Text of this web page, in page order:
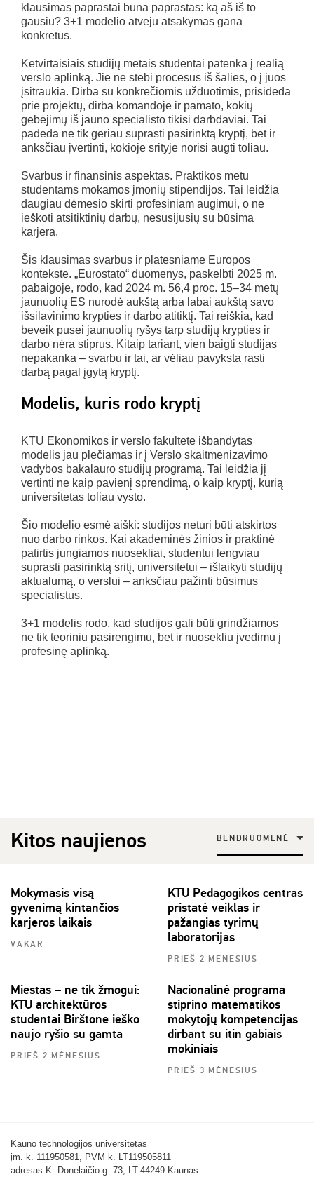
klausimas paprastai būna paprastas: ką aš iš to
gausiu? 3+1 modelio atveju atsakymas gana
konkretus.
Ketvirtaisiais studijų metais studentai patenka į realią
verslo aplinką. Jie ne stebi procesus iš šalies, o į juos
įsitraukia. Dirba su konkrečiomis užduotimis, prisideda
prie projektų, dirba komandoje ir pamato, kokių
gebėjimų iš jauno specialisto tikisi darbdaviai. Tai
padeda ne tik geriau suprasti pasirinktą kryptį, bet ir
anksčiau įvertinti, kokioje srityje norisi augti toliau.
Svarbus ir finansinis aspektas. Praktikos metu
studentams mokamos įmonių stipendijos. Tai leidžia
daugiau dėmesio skirti profesiniam augimui, o ne
ieškoti atsitiktinių darbų, nesusijusių su būsima
karjera.
Šis klausimas svarbus ir platesniame Europos
kontekste. „Eurostato“ duomenys, paskelbti 2025 m.
pabaigoje, rodo, kad 2024 m. 56,4 proc. 15–34 metų
jaunuolių ES nurodė aukštą arba labai aukštą savo
išsilavinimo krypties ir darbo atitiktį. Tai reiškia, kad
beveik pusei jaunuolių ryšys tarp studijų krypties ir
darbo nėra stiprus. Kitaip tariant, vien baigti studijas
nepakanka – svarbu ir tai, ar vėliau pavyksta rasti
darbą pagal įgytą kryptį.
Modelis, kuris rodo kryptį
KTU Ekonomikos ir verslo fakultete išbandytas
modelis jau plečiamas ir į Verslo skaitmenizavimo
vadybos bakalauro studijų programą. Tai leidžia jį
vertinti ne kaip pavienį sprendimą, o kaip kryptį, kurią
universitetas toliau vysto.
Šio modelio esmė aiški: studijos neturi būti atskirtos
nuo darbo rinkos. Kai akademinės žinios ir praktinė
patirtis jungiamos nuosekliai, studentui lengviau
suprasti pasirinktą sritį, universitetui – išlaikyti studijų
aktualumą, o verslui – anksčiau pažinti būsimus
specialistus.
3+1 modelis rodo, kad studijos gali būti grindžiamos
ne tik teoriniu pasirengimu, bet ir nuosekliu įvedimu į
profesinę aplinką.
Kitos naujienos BENDRUOMENĖ
Mokymasis visą
gyvenimą kintančios
karjeros laikais
VAKAR
KTU Pedagogikos centras
pristatė veiklas ir
pažangias tyrimų
laboratorijas
PRIEŠ 2 MĖNESIUS
Miestas – ne tik žmogui:
KTU architektūros
studentai Birštone ieško
naujo ryšio su gamta
PRIEŠ 2 MĖNESIUS
Nacionalinė programa
stiprino matematikos
mokytojų kompetencijas
dirbant su itin gabiais
mokiniais
PRIEŠ 3 MĖNESIUS
Kauno technologijos universitetas
įm. k. 111950581, PVM k. LT119505811
adresas K. Donelaičio g. 73, LT-44249 Kaunas